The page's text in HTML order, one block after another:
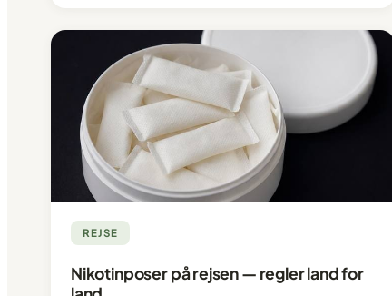
REJSE
Nikotinposer på rejsen — regler land for